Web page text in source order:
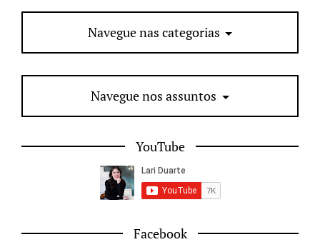
Navegue nas categorias
Navegue nos assuntos
YouTube
Facebook